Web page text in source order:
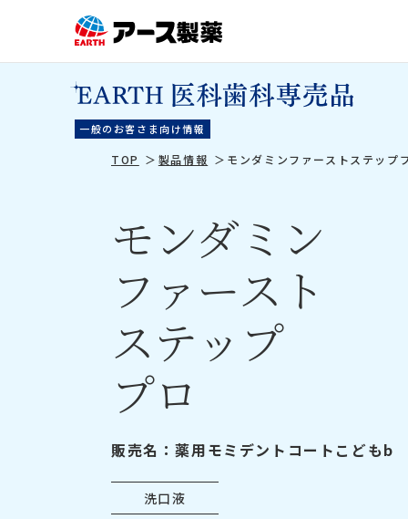
一般のお客さま向け情報
TOP 製品情報 モンダミンファーストステップ
モンダミン
ファースト
ステップ
プロ
販売名：薬用モミデントコートこどもb
洗口液